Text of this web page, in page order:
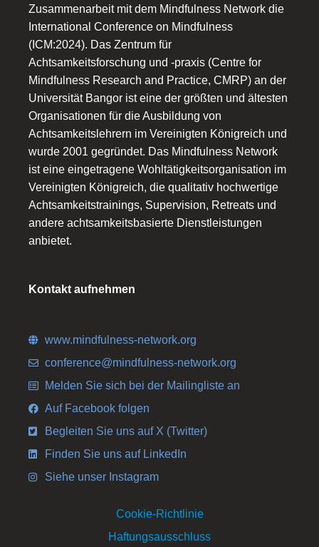
Zusammenarbeit mit dem Mindfulness Network die
International Conference on Mindfulness
(ICM:2024). Das Zentrum für
Achtsamkeitsforschung und -praxis (Centre for
Mindfulness Research and Practice, CMRP) an der
Universität Bangor ist eine der größten und ältesten
Organisationen für die Ausbildung von
Achtsamkeitslehrern im Vereinigten Königreich und
wurde 2001 gegründet. Das Mindfulness Network
ist eine eingetragene Wohltätigkeitsorganisation im
Vereinigten Königreich, die qualitativ hochwertige
Achtsamkeitstrainings, Supervision, Retreats und
andere achtsamkeitsbasierte Dienstleistungen
anbietet.
Kontakt aufnehmen
www.mindfulness-network.org
conference@mindfulness-network.org
Melden Sie sich bei der Mailingliste an
Auf Facebook folgen
Begleiten Sie uns auf X (Twitter)
Finden Sie uns auf LinkedIn
Siehe unser Instagram
Cookie-Richtlinie
Haftungsausschluss